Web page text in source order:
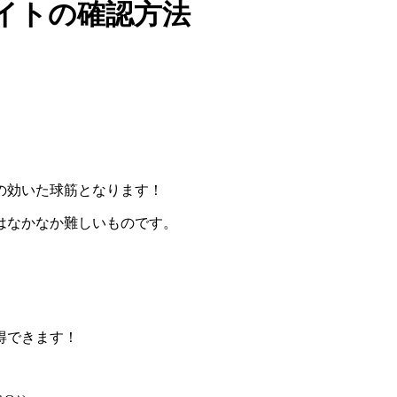
トの確認方法
いた球筋となります！
かなか難しいものです。
きます！